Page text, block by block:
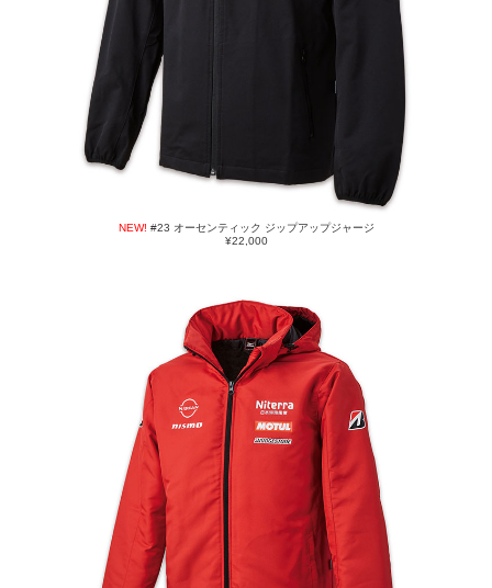
NEW! #23 オーセンティック ジップアップジャージ
¥22,000